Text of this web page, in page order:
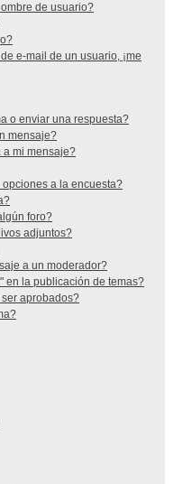
de usuario?
e-mail de un usuario, ¡me
o enviar una respuesta?
mensaje?
a mi mensaje?
a la encuesta?
foro?
adjuntos?
a un moderador?
en la publicación de temas?
aprobados?